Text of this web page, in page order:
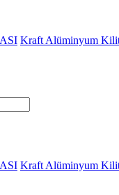
Kraft Alüminyum
Kraft Alüminyum